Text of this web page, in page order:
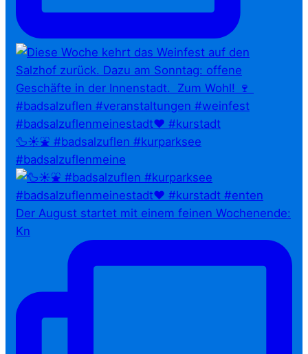
🦆☀️⛲ #badsalzuflen #kurparksee
#badsalzuflenmeine
Der August startet mit einem feinen Wochenende:
Kn